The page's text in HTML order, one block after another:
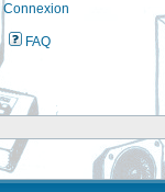
Connexion
FAQ